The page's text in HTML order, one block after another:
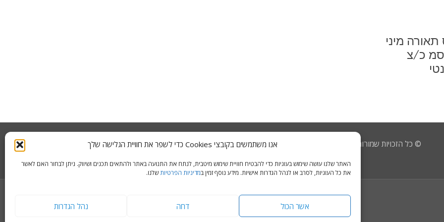
אנו משתמשים בקובצי Cookies כדי לשפר את חוויית הגלישה שלך
האתר שלנו עושה שימוש בעוגיות כדי להבטיח חוויית שימוש מיטבית, לנתח את התנועה באתר ולהתאים תכנים ושיווק. ניתן לבחור האם לאשר
את כל העוגיות, לסרב או לנהל הגדרות אישיות. מידע נוסף זמין במדיניות הפרטיותשלנו.
אשר הכול דחה נהל הגדרות
מיני
40סמ כ/צ
© כל הזכויות שמורות, צלילי מאיר מרכז אביזרים ומיגון לרכב